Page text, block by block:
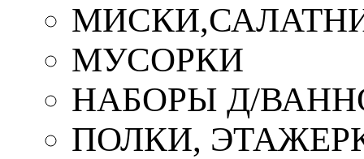
МУСОРКИ
НАБОРЫ Д/
ПОЛКИ,